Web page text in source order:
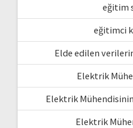
eğitim
eğitimci
Elde edilen
Elektrik
Elektrik
Elektrik